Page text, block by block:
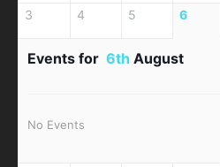
3 4 5 6
Events for 6th August
No Events